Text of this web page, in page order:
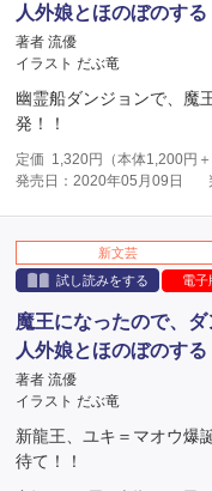
人外娘とほのぼのする
著者 流優
イラスト だぶ竜
幽霊船ダンジョンで、魔
発！！
定価 1,320円（本体1,200円＋
発売日：2020年05月09日
新文芸
試し読みをする
電子
魔王になったので、
人外娘とほのぼのする
著者 流優
イラスト だぶ竜
新龍王、ユキ＝マオウ爆
待て！！